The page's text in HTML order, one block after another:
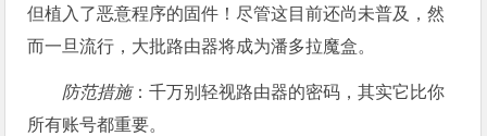
但植入了恶意程序的固件！尽管这目前还尚未普及，然
而一旦流行，大批路由器将成为潘多拉魔盒。
防范措施：千万别轻视路由器的密码，其实它比你
所有账号都重要。